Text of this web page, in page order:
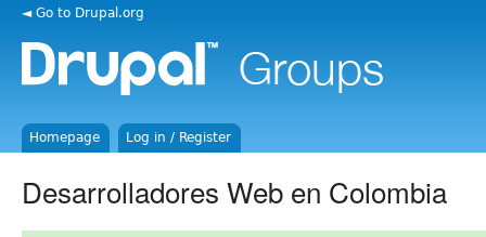
◄ Go to Drupal.org
Homepage Log in / Register
Desarrolladores Web en Colombia